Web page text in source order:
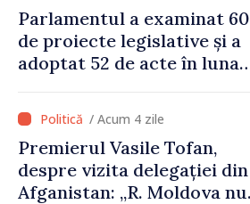
Parlamentul a examinat 60
de proiecte legislative și a
adoptat 52 de acte în luna
/ Acum 4 zile
Premierul Vasile Tofan,
despre vizita delegației din
Afganistan: „R. Moldova nu